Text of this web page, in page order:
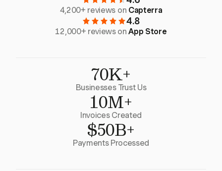
4,200+ reviews on Capterra
4.8
12,000+ reviews onApp Store
70K+
Businesses Trust Us
10M+
Invoices Created
$50B+
Payments Processed